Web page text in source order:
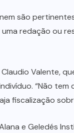
são
redação ou
Valente,
“Não
fiscalização
e Geledés